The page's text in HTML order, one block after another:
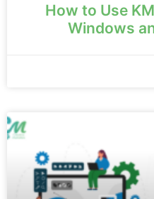
How to Use
Windows